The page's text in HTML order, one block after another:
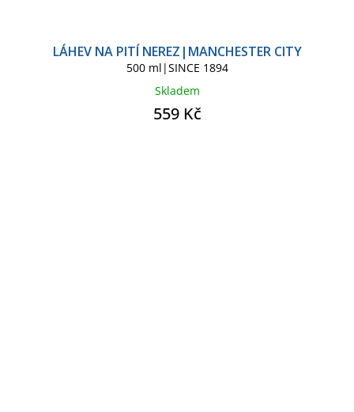
LÁHEV NA PITÍ NEREZ|MANCHESTER CITY
500 ml|SINCE 1894
Skladem
559 Kč